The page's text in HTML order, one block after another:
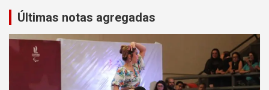
Últimas notas agregadas